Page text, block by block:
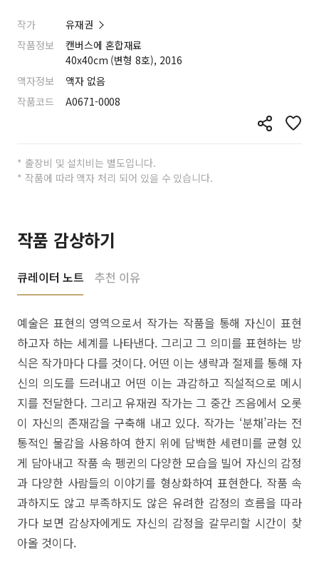
작가
유재권
작품정보
캔버스에 혼합재료
40x40cm (변형 8호), 2016
액자정보
액자 없음
작품코드
A0671-0008
* 출장비 및 설치비는 별도입니다.
* 작품에 따라 액자 처리 되어 있을 수 있습니다.
작품 감상하기
큐레이터 노트 추천 이유
예술은 표현의 영역으로서 작가는 작품을 통해 자신이 표현
하고자 하는 세계를 나타낸다. 그리고 그 의미를 표현하는 방
식은 작가마다 다를 것이다. 어떤 이는 생략과 절제를 통해 자
신의 의도를 드러내고 어떤 이는 과감하고 직설적으로 메시
지를 전달한다. 그리고 유재권 작가는 그 중간 즈음에서 오롯
이 자신의 존재감을 구축해 내고 있다. 작가는 ‘분채’라는 전
통적인 물감을 사용하여 한지 위에 담백한 세련미를 균형 있
게 담아내고 작품 속 펭귄의 다양한 모습을 빌어 자신의 감정
과 다양한 사람들의 이야기를 형상화하여 표현한다. 작품 속
과하지도 않고 부족하지도 않은 유려한 감정의 흐름을 따라
가다 보면 감상자에게도 자신의 감정을 갈무리할 시간이 찾
아올 것이다.